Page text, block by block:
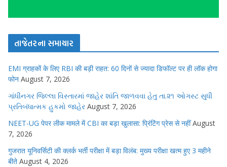
તાજેતરના સમાચાર
EMI ग्राहकों के लिए RBI की बड़ी राहत: 60 दिनों से ज्यादा डिफॉल्ट पर ही लॉक होगा
फोन August 7, 2026
ગાંધીનગર જિલ્લા વિસ્તારમાં જાહેર શાંતિ જાળવવા હેતુ તા.૨૧ ઓગસ્ટ સુધી
પ્રતિબંધાત્મક હુકમો જાહેર August 7, 2026
NEET-UG पेपर लीक मामले में CBI का बड़ा खुलासा: प्रिंटिंग प्रेस से नहीं August
7, 2026
गुजरात यूनिवर्सिटी की क्लर्क भर्ती परीक्षा में बड़ा विलंब: मुख्य परीक्षा खत्म हुए 3 महीने
बीते August 4, 2026